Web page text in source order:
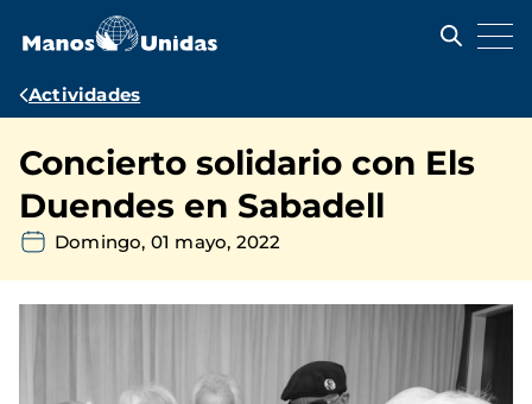
contenido
Ruta
navegación
Actividades
Concierto solidario con Els
Duendes en Sabadell
Domingo, 01 mayo, 2022